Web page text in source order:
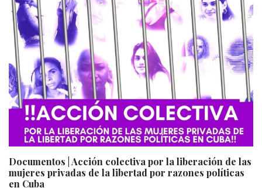
Documentos | Acción colectiva por la liberación de las
mujeres privadas de la libertad por razones políticas
en Cuba